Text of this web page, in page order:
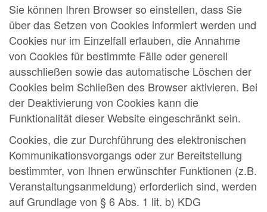
Sie können Ihren Browser so einstellen, dass Sie
über das Setzen von Cookies informiert werden und
Cookies nur im Einzelfall erlauben, die Annahme
von Cookies für bestimmte Fälle oder generell
ausschließen sowie das automatische Löschen der
Cookies beim Schließen des Browser aktivieren. Bei
der Deaktivierung von Cookies kann die
Funktionalität dieser Website eingeschränkt sein.
Cookies, die zur Durchführung des elektronischen
Kommunikationsvorgangs oder zur Bereitstellung
bestimmter, von Ihnen erwünschter Funktionen (z.B.
Veranstaltungsanmeldung) erforderlich sind, werden
auf Grundlage von § 6 Abs. 1 lit. b) KDG